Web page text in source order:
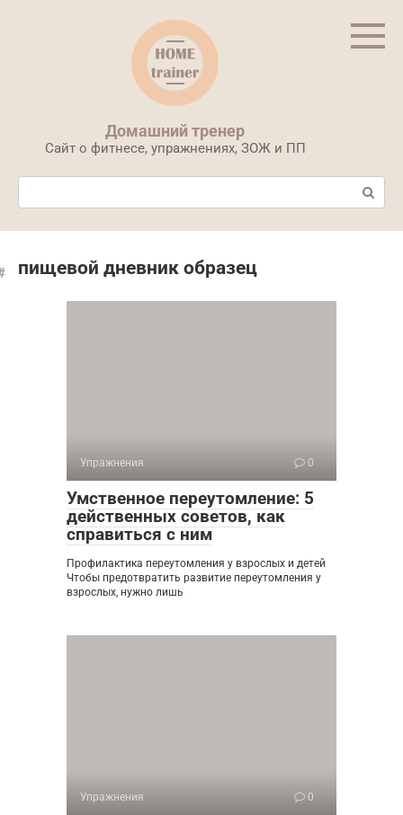
Домашний тренер
Сайт о фитнесе, упражнениях, ЗОЖ и ПП
Поиск:
пищевой дневник образец
Упражнения 0
Умственное переутомление: 5
действенных советов, как
справиться с ним
Профилактика переутомления у взрослых и детей
Чтобы предотвратить развитие переутомления у
взрослых, нужно лишь
Упражнения 0